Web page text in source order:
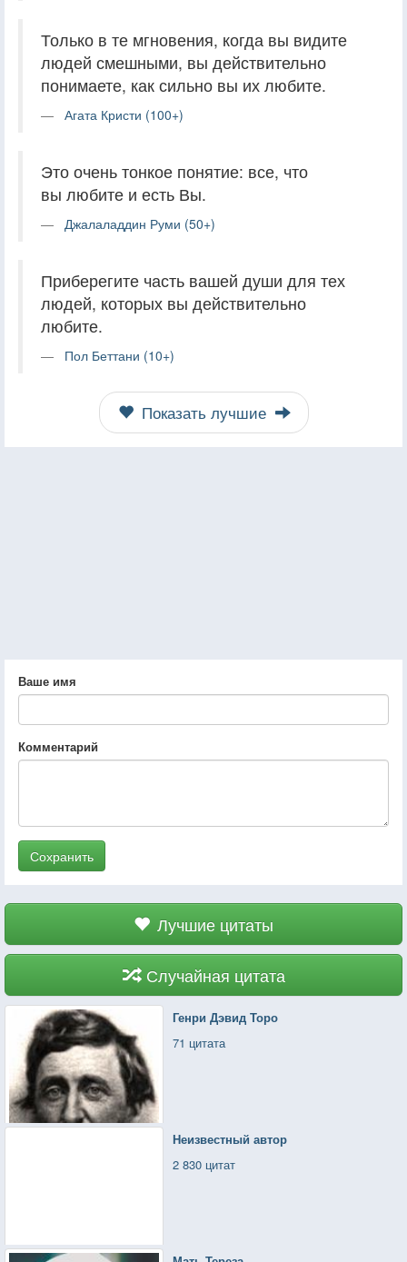
Только в те мгновения, когда вы видите
людей смешными, вы действительно
понимаете, как сильно вы их любите.
Агата Кристи (100+)
Это очень тонкое понятие: все, что
вы любите и есть Вы.
Джалаладдин Руми (50+)
Приберегите часть вашей души для тех
людей, которых вы действительно
любите.
Пол Беттани (10+)
Показать лучшие
Ваше имя
Комментарий
Сохранить
Лучшие цитаты
Случайная цитата
Генри Дэвид Торо
71 цитата
Неизвестный автор
2 830 цитат